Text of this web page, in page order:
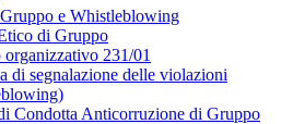
e Whistleblowing
di Gruppo
231/01
di segnalazione delle violazioni
Condotta Anticorruzione di Gruppo